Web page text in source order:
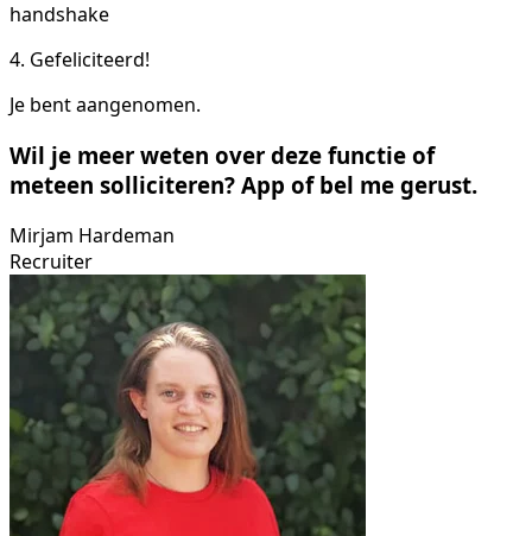
handshake
4. Gefeliciteerd!
Je bent aangenomen.
Wil je meer weten over deze functie of
meteen solliciteren? App of bel me gerust.
Mirjam Hardeman
Recruiter